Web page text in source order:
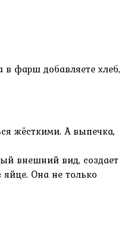
в фарш добавляете хлеб,
жёсткими. А выпечка,
внешний вид, создает
яйце. Она не только